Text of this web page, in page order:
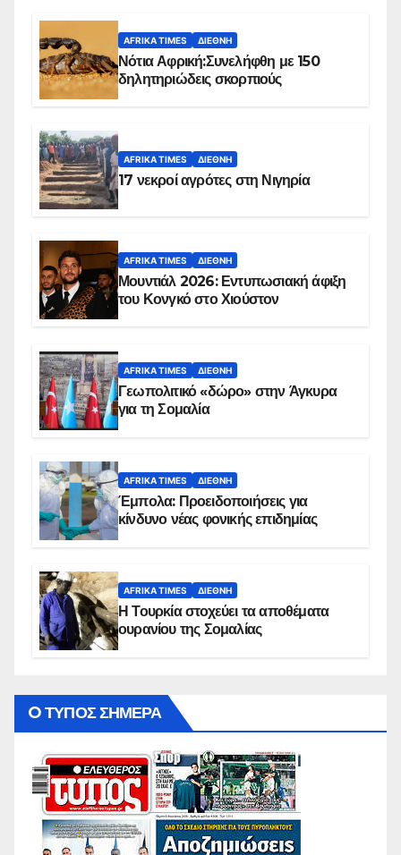
AFRIKA TIMES ΔΙΕΘΝΉ
Νότια Αφρική:Συνελήφθη με 150
δηλητηριώδεις σκορπιούς
AFRIKA TIMES ΔΙΕΘΝΉ
17 νεκροί αγρότες στη Νιγηρία
AFRIKA TIMES ΔΙΕΘΝΉ
Μουντιάλ 2026: Εντυπωσιακή άφιξη
του Κονγκό στο Χιούστον
AFRIKA TIMES ΔΙΕΘΝΉ
Γεωπολιτικό «δώρο» στην Άγκυρα
για τη Σομαλία
AFRIKA TIMES ΔΙΕΘΝΉ
Έμπολα: Προειδοποιήσεις για
κίνδυνο νέας φονικής επιδημίας
AFRIKA TIMES ΔΙΕΘΝΉ
Η Τουρκία στοχεύει τα αποθέματα
ουρανίου της Σομαλίας
O ΤΥΠΟΣ ΣΗΜΕΡΑ